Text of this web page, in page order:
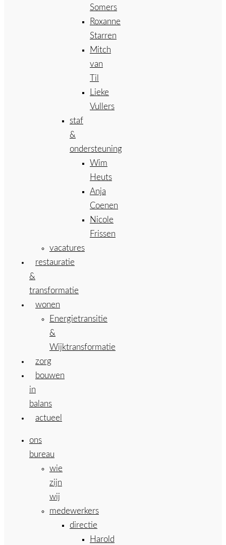
Somers
Roxanne
Starren
Mitch
van
Til
Lieke
Vullers
staf
&
ondersteuning
Wim
Heuts
Anja
Coenen
Nicole
Frissen
vacatures
restauratie
&
transformatie
wonen
Energietransitie
&
Wijktransformatie
zorg
bouwen
in
balans
actueel
ons
bureau
wie
zijn
wij
medewerkers
directie
Harold